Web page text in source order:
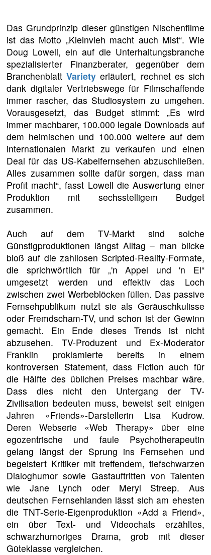
Das Grundprinzip dieser günstigen Nischenfilme
ist das Motto „Kleinvieh macht auch Mist“. Wie
Doug Lowell, ein auf die Unterhaltungsbranche
spezialisierter Finanzberater, gegenüber dem
BranchenblattVariety erläutert, rechnet es sich
dank digitaler Vertriebswege für Filmschaffende
immer rascher, das Studiosystem zu umgehen.
Vorausgesetzt, das Budget stimmt: „Es wird
immer machbarer, 100.000 legale Downloads auf
dem heimischen und 100.000 weitere auf dem
internationalen Markt zu verkaufen und einen
Deal für das US-Kabelfernsehen abzuschließen.
Alles zusammen sollte dafür sorgen, dass man
Profit macht“, fasst Lowell die Auswertung einer
Produktion mit sechsstelligem Budget
zusammen.
Auch auf dem TV-Markt sind solche
Günstigproduktionen längst Alltag – man blicke
bloß auf die zahllosen Scripted-Reality-Formate,
die sprichwörtlich für „'n Appel und 'n Ei“
umgesetzt werden und effektiv das Loch
zwischen zwei Werbeblöcken füllen. Das passive
Fernsehpublikum nutzt sie als Geräuschkulisse
oder Fremdscham-TV, und schon ist der Gewinn
gemacht. Ein Ende dieses Trends ist nicht
abzusehen. TV-Produzent und Ex-Moderator
Franklin proklamierte bereits in einem
kontroversen Statement, dass Fiction auch für
die Hälfte des üblichen Preises machbar wäre.
Dass dies nicht den Untergang der TV-
Zivilisation bedeuten muss, beweist seit einigen
Jahren «Friends»-Darstellerin Lisa Kudrow.
Deren Webserie «Web Therapy» über eine
egozentrische und faule Psychotherapeutin
gelang längst der Sprung ins Fernsehen und
begeistert Kritiker mit treffendem, tiefschwarzen
Dialoghumor sowie Gastauftritten von Talenten
wie Jane Lynch oder Meryl Streep. Aus
deutschen Fernsehlanden lässt sich am ehesten
die TNT-Serie-Eigenproduktion «Add a Friend»,
ein über Text- und Videochats erzähltes,
schwarzhumoriges Drama, grob mit dieser
Güteklasse vergleichen.